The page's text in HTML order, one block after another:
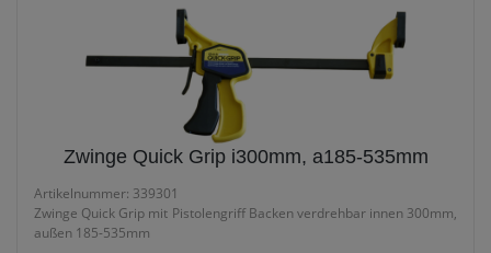
Zwinge Quick Grip i300mm, a185-535mm
Artikelnummer: 339301
Zwinge Quick Grip mit Pistolengriff Backen verdrehbar innen 300mm,
außen 185-535mm